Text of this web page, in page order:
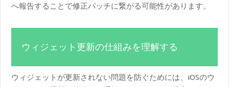
へ報告することで修正パッチに繋がる可能性があります。
ウィジェット更新の仕組みを理解する
ウィジェットが更新されない問題を防ぐためには、iOSのウ